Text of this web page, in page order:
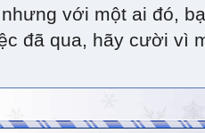
với một ai đó,
đã qua, hãy cười vì